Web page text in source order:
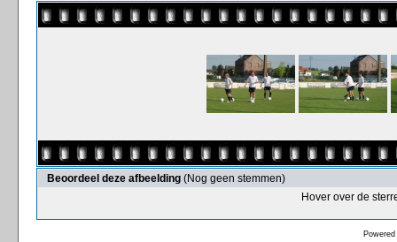
Beoordeel deze afbeelding (Nog geen stemmen)
Hover over de